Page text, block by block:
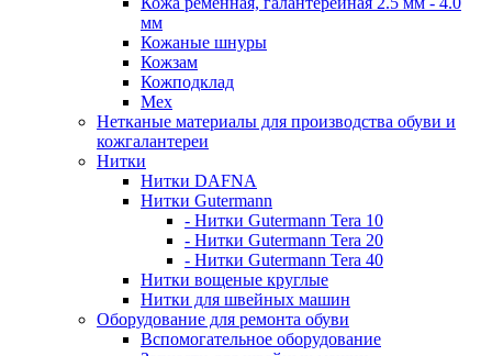
мм
Кожаные шнуры
Кожзам
Кожподклад
Мех
Нетканые материалы для производства обуви и
кожгалантереи
Нитки
Нитки DAFNA
Нитки Gutermann
- Нитки Gutermann Tera 10
- Нитки Gutermann Tera 20
- Нитки Gutermann Tera 40
Нитки вощеные круглые
Нитки для швейных машин
Оборудование для ремонта обуви
Вспомогательное оборудование